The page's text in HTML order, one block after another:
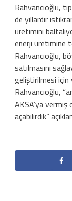
Rahvancıoğlu,
de yıllardır
üretimini
enerji üretimine
Rahvancıoğlu,
satılmasını
geliştirilmesi için
Rahvancıoğlu,
AKSA’ya
açabilirdik”